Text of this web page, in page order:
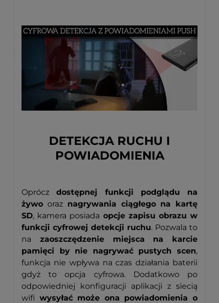
DETEKCJA RUCHU I
POWIADOMIENIA
Opróczdostępnej funkcji podglądu na
żywo oraznagrywania ciągłego na kartę
SD, kamera posiada opcje zapisu obrazu w
funkcji cyfrowej detekcji ruchu. Pozwala to
na zaoszczędzenie miejsca na karcie
pamięci by nie nagrywać pustych scen,
funkcja nie wpływa na czas działania baterii
gdyż to opcja cyfrowa. Dodatkowo po
odpowiedniej konfiguracji aplikacji z siecią
wifi wysyłać może ona powiadomienia o